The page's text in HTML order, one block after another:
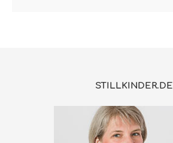
STILLKINDER.DE